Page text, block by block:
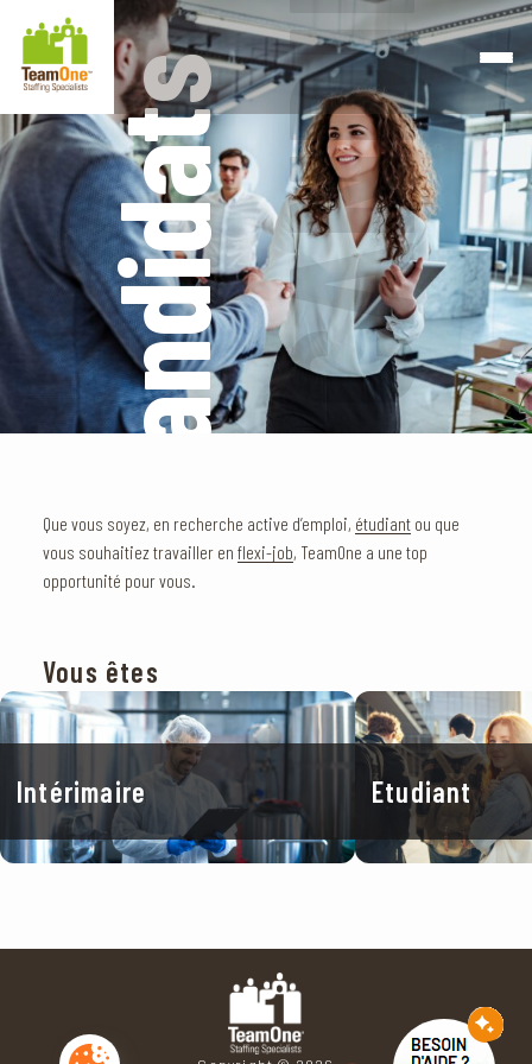
Passer au contenuPasser au pied de page
Retourner à la page d'accueil
Candidats
Que vous soyez, en recherche active d’emploi, étudiant ou que
vous souhaitiez travailler en flexi-job, TeamOne a une top
opportunité pour vous.
Vous êtes
Intérimaire
Voir en détail
Etudiant
Voir en détail